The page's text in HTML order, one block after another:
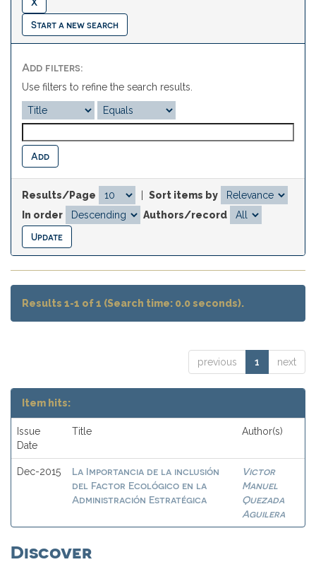
Start a new search
Add filters:
Use filters to refine the search results.
Results/Page
Sort items by
In order
Authors/record
Results 1-1 of 1 (Search time: 0.0 seconds).
previous 1 next
Item hits:
Issue
Date
Title Author(s)
Dec-2015
La Importancia de la inclusión
del Factor Ecológico en la
Administración Estratégica
Victor
Manuel
Quezada
Aguilera
Discover